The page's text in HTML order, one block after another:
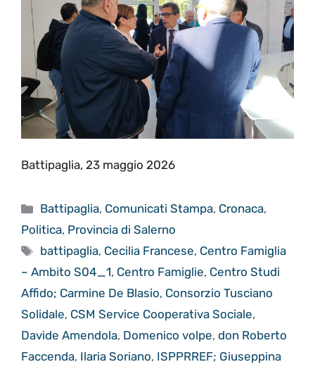
Battipaglia, 23 maggio 2026
Categorie
Battipaglia, Comunicati Stampa, Cronaca,
Politica, Provincia di Salerno
Tag
battipaglia, Cecilia Francese, Centro Famiglia
– Ambito S04_1, Centro Famiglie, Centro Studi
Affido; Carmine De Blasio, Consorzio Tusciano
Solidale, CSM Service Cooperativa Sociale,
Davide Amendola, Domenico volpe, don Roberto
Faccenda, Ilaria Soriano, ISPPRREF; Giuseppina